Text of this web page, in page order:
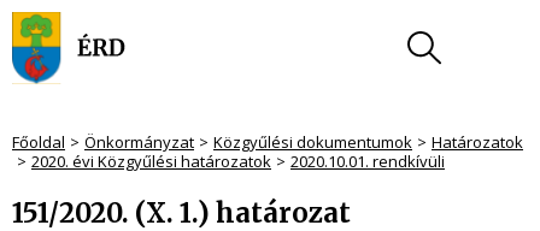
Főoldal Önkormányzat Közgyűlési dokumentumok
Határozatok
2020. évi Közgyűlési határozatok
2020.10.01. rendkívüli
151/2020. (X. 1.) határozat